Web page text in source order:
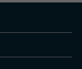
& Co. KG
die